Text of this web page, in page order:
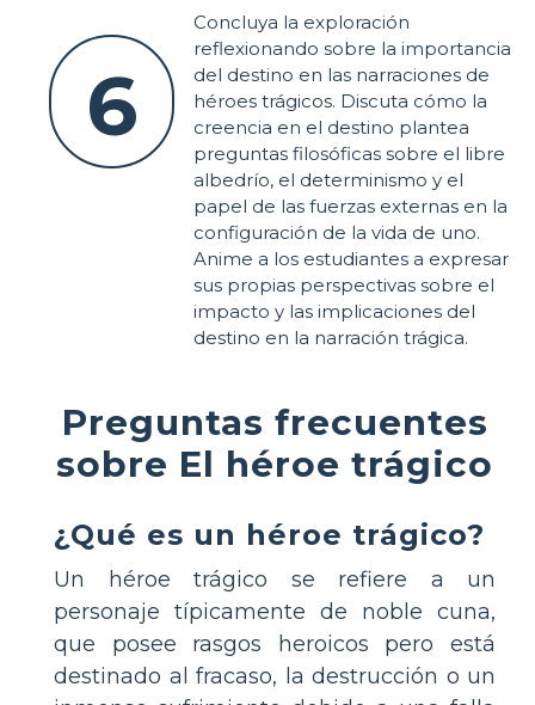
6
Concluya la exploración
reflexionando sobre la importancia
del destino en las narraciones de
héroes trágicos. Discuta cómo la
creencia en el destino plantea
preguntas filosóficas sobre el libre
albedrío, el determinismo y el
papel de las fuerzas externas en la
configuración de la vida de uno.
Anime a los estudiantes a expresar
sus propias perspectivas sobre el
impacto y las implicaciones del
destino en la narración trágica.
Preguntas frecuentes
sobre El héroe trágico
¿Qué es un héroe trágico?
Un héroe trágico se refiere a un
personaje típicamente de noble cuna,
que posee rasgos heroicos pero está
destinado al fracaso, la destrucción o un